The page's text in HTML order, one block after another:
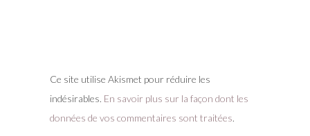
Ce site utilise Akismet pour réduire les
indésirables. En savoir plus sur la façon dont les
données de vos commentaires sont traitées.